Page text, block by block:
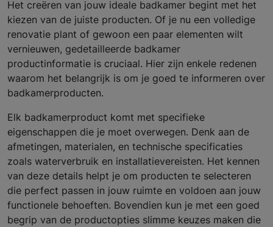
Het creëren van jouw ideale badkamer begint met het
kiezen van de juiste producten. Of je nu een volledige
renovatie plant of gewoon een paar elementen wilt
vernieuwen, gedetailleerde badkamer
productinformatie is cruciaal. Hier zijn enkele redenen
waarom het belangrijk is om je goed te informeren over
badkamerproducten.
Elk badkamerproduct komt met specifieke
eigenschappen die je moet overwegen. Denk aan de
afmetingen, materialen, en technische specificaties
zoals waterverbruik en installatievereisten. Het kennen
van deze details helpt je om producten te selecteren
die perfect passen in jouw ruimte en voldoen aan jouw
functionele behoeften. Bovendien kun je met een goed
begrip van de productopties slimme keuzes maken die